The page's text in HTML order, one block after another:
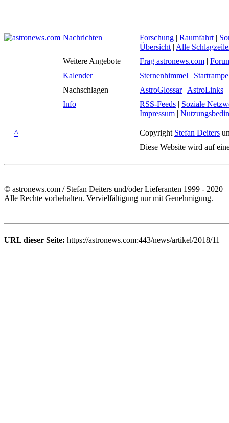
Nachrichten Forschung | Raumfahrt |
Übersicht | Alle
Weitere Angebote
Frag astronews.com |
Kalender
Sternenhimmel | Startrampe
Nachschlagen
AstroGlossar| AstroLinks
Info
RSS-Feeds | Soziale
Impressum |
^ Copyright Stefan Deiters
Diese Website wird auf
© astronews.com / Stefan Deiters und/oder Lieferanten 1999 - 2020
Alle Rechte vorbehalten. Vervielfältigung nur mit Genehmigung.
URL dieser Seite: https://astronews.com:443/news/artikel/2018/11